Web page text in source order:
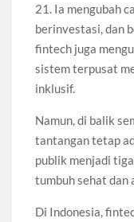
21. Ia mengubah
berinvestasi, dan
fintech juga
sistem terpusat
inklusif.
Namun, di balik
tantangan tetap
publik menjadi
tumbuh sehat dan
Di Indonesia,